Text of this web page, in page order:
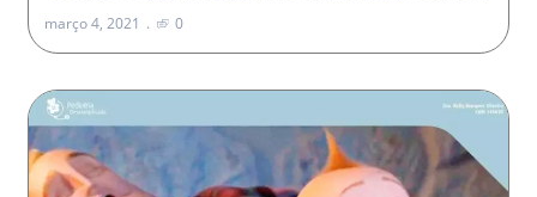
março 4, 2021 0